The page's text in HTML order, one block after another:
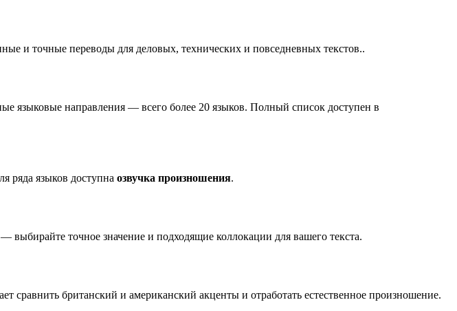
и точные переводы для деловых, технических и повседневных текстов..
языковые направления — всего более 20 языков. Полный список доступен в
ряда языков доступна озвучка произношения.
выбирайте точное значение и подходящие коллокации для вашего текста.
британский и американский акценты и отработать естественное произношение.